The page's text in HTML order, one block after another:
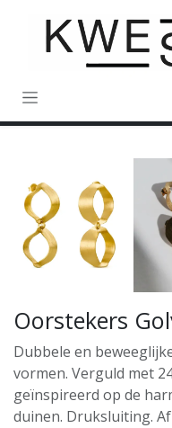
Oorstekers
Dubbele en
vormen. Verguld met
geïnspireerd op de
duinen. Druksluiting.